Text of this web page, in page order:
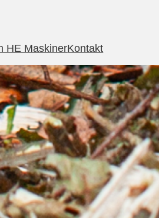
HE MaskinerKontakt